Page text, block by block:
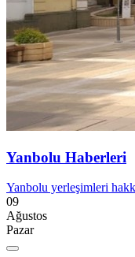
Yanbolu Haberleri
Yanbolu yerleşimleri
09
Ağustos
Pazar